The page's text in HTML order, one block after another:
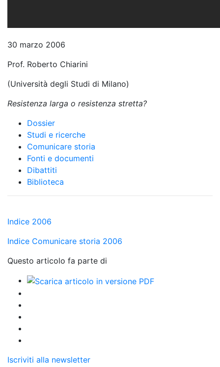
30 marzo 2006
Prof. Roberto Chiarini
(Università degli Studi di Milano)
Resistenza larga o resistenza stretta?
Dossier
Studi e ricerche
Comunicare storia
Fonti e documenti
Dibattiti
Biblioteca
Indice 2006
Indice Comunicare storia 2006
Questo articolo fa parte di
Iscriviti alla newsletter